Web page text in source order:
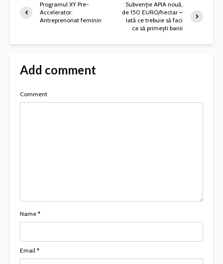
Programul XY Pre-
Accelerator:
Antreprenoriat feminin
Subvenție APIA nouă,
de 150 EURO/hectar –
Iată ce trebuie să faci
ca să primești banii
Add comment
Comment
Name *
Email *